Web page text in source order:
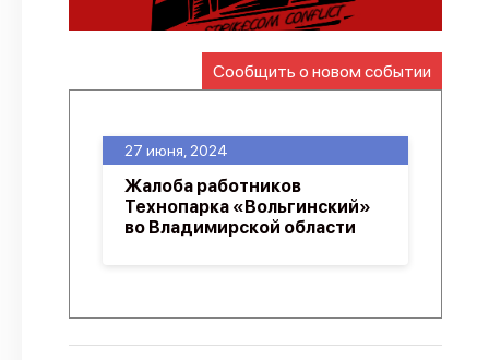
Справочник
API
О проекте
Сообщить о новом событии
27 июня, 2024
Жалоба работников
Технопарка «Вольгинский»
во Владимирской области